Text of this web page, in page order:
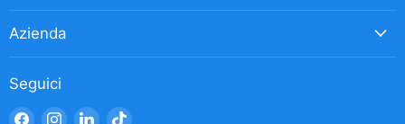
Azienda
Seguici
TrovaciTrovaciTrovaciTrovaci